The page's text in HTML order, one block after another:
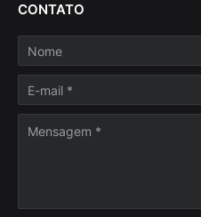
CONTATO